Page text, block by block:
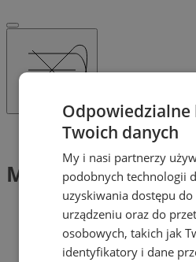
Tag: Miejski Plan Adaptacji
Miejski Plan
Odpowiedzialne
Twoich danych
My i nasi partnerzy
podobnych technologii
uzyskiwania dostępu
urządzeniu oraz do
osobowych, takich jak
identyfikatory i dane